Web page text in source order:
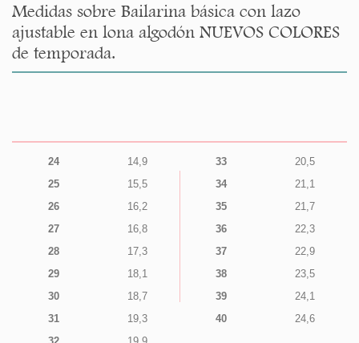
Medidas sobre Bailarina básica con lazo
ajustable en lona algodón NUEVOS COLORES
de temporada.
24
14,9
25
15,5
26
16,2
27
16,8
28
17,3
29
18,1
30
18,7
31
19,3
33
20,5
34
21,1
35
21,7
36
22,3
37
22,9
38
23,5
39
24,1
40
24,6